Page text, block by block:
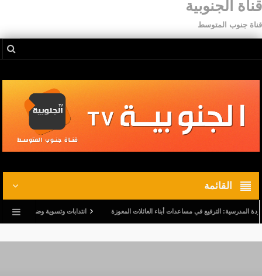
قناة الجنوبية
قناة جنوب المتوسط
القائمة
الترفيع في مساعدات أبناء العائلات المعوزة انتدابات وتسوية وضعيات.. وترفيع في